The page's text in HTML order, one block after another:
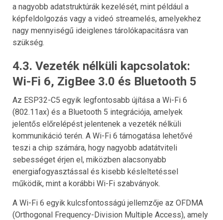
a nagyobb adatstruktúrák kezelését, mint például a
képfeldolgozás vagy a videó streamelés, amelyekhez
nagy mennyiségű ideiglenes tárolókapacitásra van
szükség.
4.3. Vezeték nélküli kapcsolatok:
Wi-Fi 6, ZigBee 3.0 és Bluetooth 5
Az ESP32-C5 egyik legfontosabb újítása a Wi-Fi 6
(802.11ax) és a Bluetooth 5 integrációja, amelyek
jelentős előrelépést jelentenek a vezeték nélküli
kommunikáció terén. A Wi-Fi 6 támogatása lehetővé
teszi a chip számára, hogy nagyobb adatátviteli
sebességet érjen el, miközben alacsonyabb
energiafogyasztással és kisebb késleltetéssel
működik, mint a korábbi Wi-Fi szabványok.
A Wi-Fi 6 egyik kulcsfontosságú jellemzője az OFDMA
(Orthogonal Frequency-Division Multiple Access), amely